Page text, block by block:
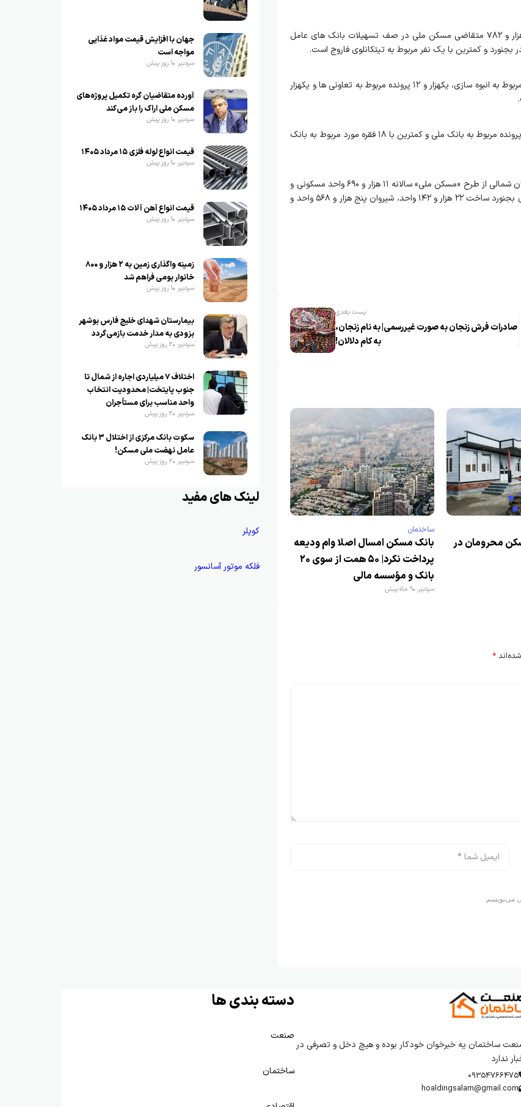
مدیرکل راه و شهرسازی خراسان شمالی یادآور شد: سه هزار و ۷۸۲ متقاضی مسکن ملی در صف تسهیلات بانک های عامل
میرکریمی ادامه داد: از این تعداد یکهزار و ۲۳۴ پرونده مربوط به انبوه سازی، یکهزار و ۱۲ پرونده مربوط به تعاونی ها و یکهزار
وی بیشترین پرونده تسهیلات متقاضی با یکهزار و ۳۹۸ پرونده مربوط به بانک ملی و کمترین با ۱۸ فقره مورد مربوط به بانک
مدیرکل راه و شهرسازی خراسان شمالی افزود: سهم خراسان شمالی از طرح «مسکن ملی» سالانه ۱۱ هزار و ۶۹۰ واحد مسکونی و
در مدت چهار سال سهم سه شهر بزرگ آن به ترتیب برای بجنورد ساخت ۲۲ هزار و ۱۴۲ واحد، شیروان پنج هزار و ۵۶۸ واحد و
پست بعدی
صادرات فرش زنجان به صورت غیررسمی| به نام زنجان،
به کام دلالان!
مسکن محرومان در
ساختمان
بانک مسکن امسال اصلا وام ودیعه
پرداخت نکرد| ۵۰ همت از سوی ۲۰
بانک و مؤسسه مالی
سردبیر 9 ماه پیش
*
می‌نویسم.
جهان با افزایش قیمت مواد غذایی
مواجه است
سردبیر 1 روز پیش
آورده متقاضیان گره تکمیل پروژه‌های
مسکن ملی اراک را باز می‌کند
سردبیر 1 روز پیش
قیمت انواع لوله فلزی ۱۵ مرداد ۱۴۰۵
سردبیر 1 روز پیش
قیمت انواع آهن آلات ۱۵ مرداد ۱۴۰۵
سردبیر 1 روز پیش
زمینه واگذاری زمین به ۲ هزار و ۸۰۰
خانوار بومی فراهم شد
سردبیر 1 روز پیش
بیمارستان شهدای خلیج فارس بوشهر
بزودی به مدار خدمت بازمی‌گردد
سردبیر 2 روز پیش
اختلاف ۷ میلیاردی اجاره از شمال تا
جنوب پایتخت| محدودیت انتخاب
واحد مناسب برای مستأجران
سردبیر 2 روز پیش
سکوت بانک مرکزی از اختلال ۳ بانک
عامل نهضت ملی مسکن!
سردبیر 2 روز پیش
لینک های مفید
کوپلر
فلکه موتور آسانسور
ساختمان یه خبرخوان خودکار بوده و هیچ دخل و تصرفی در
ندارد
09354766475
hoaldingsalam@gmail.com
دسته بندی ها
صنعت
ساختمان